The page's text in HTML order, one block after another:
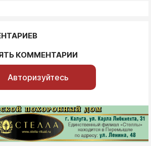
КОММЕНТАРИИ
Авторизуйтесь